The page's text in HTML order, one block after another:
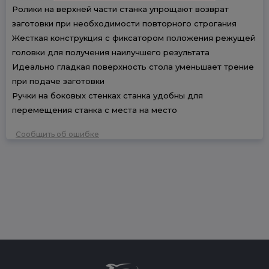
Ролики на верхней части станка упрощают возврат
заготовки при необходимости повторного строгания
Жесткая конструкция с фиксатором положения режущей
головки для получения наилучшего результата
Идеально гладкая поверхность стола уменьшает трение
при подаче заготовки
Ручки на боковых стенках станка удобны для
перемещения станка с места на место
Сообщить об ошибке